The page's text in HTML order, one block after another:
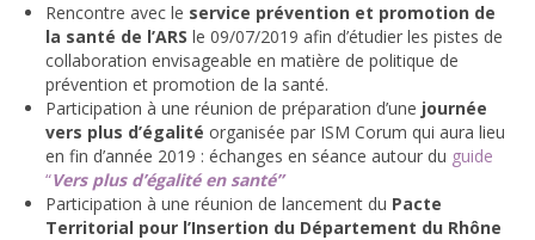
Rencontre avec le service prévention et promotion de
la santé de l’ARS le 09/07/2019 afin d’étudier les pistes de
collaboration envisageable en matière de politique de
prévention et promotion de la santé.
Participation à une réunion de préparation d’une journée
vers plus d’égalité organisée par ISM Corum qui aura lieu
en fin d’année 2019 : échanges en séance autour du guide
“Vers plus d’égalité en santé”
Participation à une réunion de lancement du Pacte
Territorial pour l’Insertion du Département du Rhône